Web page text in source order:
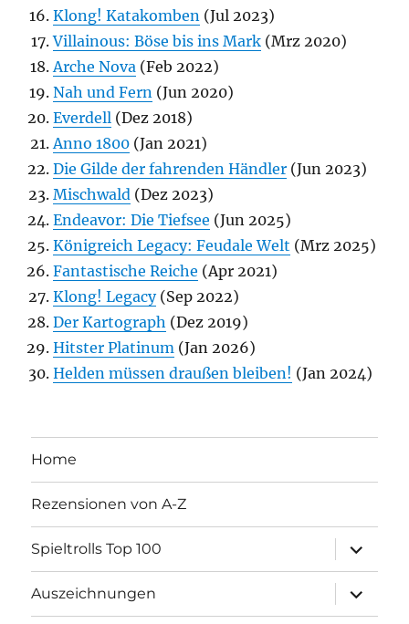
Klong! Katakomben (Jul 2023)
Villainous: Böse bis ins Mark (Mrz 2020)
Arche Nova (Feb 2022)
Nah und Fern (Jun 2020)
Everdell (Dez 2018)
Anno 1800 (Jan 2021)
Die Gilde der fahrenden Händler (Jun 2023)
Mischwald (Dez 2023)
Endeavor: Die Tiefsee (Jun 2025)
Königreich Legacy: Feudale Welt (Mrz 2025)
Fantastische Reiche (Apr 2021)
Klong! Legacy(Sep 2022)
Der Kartograph (Dez 2019)
Hitster Platinum (Jan 2026)
Helden müssen draußen bleiben! (Jan 2024)
Home
Rezensionen von A-Z
Spieltrolls Top 100
öffnen
Auszeichnungen
öffnen